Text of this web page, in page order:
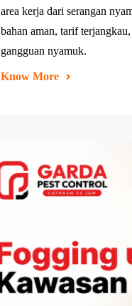
area kerja dari serangan
bahan aman, tarif
gangguan nyamuk.
Know More